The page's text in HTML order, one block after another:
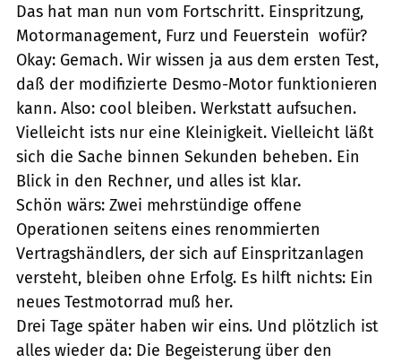
Das hat man nun vom Fortschritt. Einspritzung,
Motormanagement, Furz und Feuerstein  wofür?
Okay: Gemach. Wir wissen ja aus dem ersten Test,
daß der modifizierte Desmo-Motor funktionieren
kann. Also: cool bleiben. Werkstatt aufsuchen.
Vielleicht ists nur eine Kleinigkeit. Vielleicht läßt
sich die Sache binnen Sekunden beheben. Ein
Blick in den Rechner, und alles ist klar.
Schön wärs: Zwei mehrstündige offene
Operationen seitens eines renommierten
Vertragshändlers, der sich auf Einspritzanlagen
versteht, bleiben ohne Erfolg. Es hilft nichts: Ein
neues Testmotorrad muß her.
Drei Tage später haben wir eins. Und plötzlich ist
alles wieder da: Die Begeisterung über den